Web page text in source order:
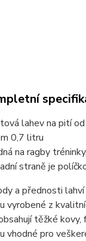
lahev na pití
0,7 litru
na ragby
straně je
a přednosti
vyrobené z
těžké
vhodné pro